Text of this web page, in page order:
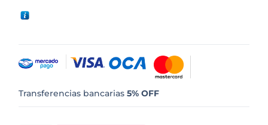
Transferencias bancarias5% OFF